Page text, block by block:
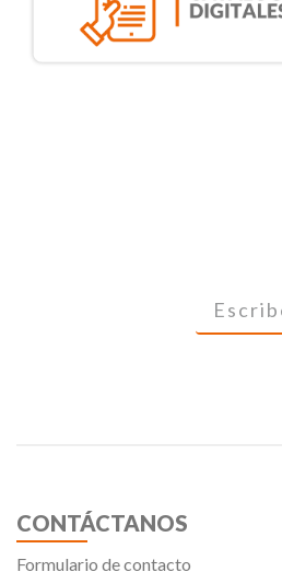
CONTÁCTANOS
Formulario de contacto